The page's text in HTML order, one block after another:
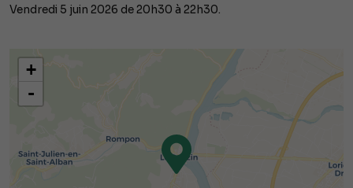
Vendredi 5 juin 2026 de 20h30 à 22h30.
+
-